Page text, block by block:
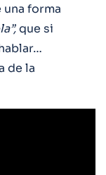
forma
que si
de la